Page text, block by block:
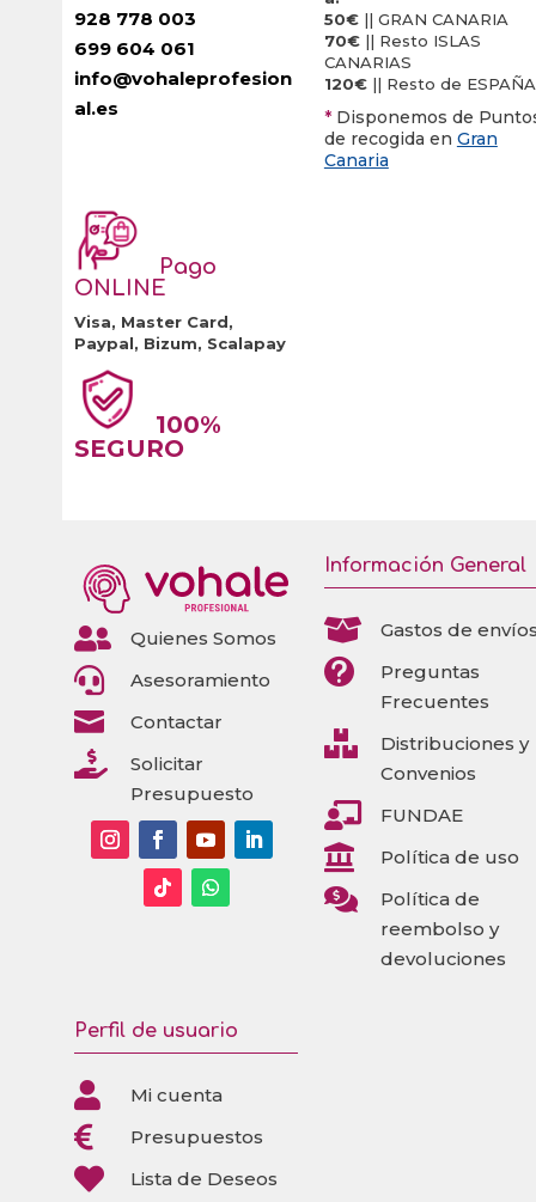
928 778 003
699 604 061
info@vohaleprofesion
al.es
50€|| GRAN CANARIA
70€|| Resto ISLAS
CANARIAS
120€|| Resto de ESPAÑA
* Disponemos de
de recogida en Gran
Canaria
Pago
ONLINE
Visa, Master Card,
Paypal, Bizum, Scalapay
100%
SEGURO
 Quienes Somos
 Asesoramiento
 Contactar

Solicitar
Presupuesto
Información General
 Gastos de

Preguntas
Frecuentes

Distribuciones y
Convenios
 FUNDAE
 Política de uso

Política de
reembolso y
devoluciones
Perfil de usuario
 Mi cuenta
 Presupuestos
 Lista de Deseos